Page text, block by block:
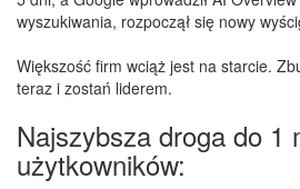
wyszukiwania, rozpoczął się nowy
Większość firm wciąż jest na starcie.
teraz i zostań liderem.
Najszybsza droga do 1
użytkowników: